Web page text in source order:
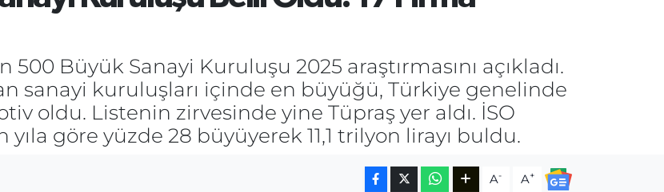
Büyük Sanayi Kuruluşu 2025 araştırmasını açıkladı.
sanayi kuruluşları içinde en büyüğü, Türkiye genelinde
oldu. Listenin zirvesinde yine Tüpraş yer aldı. İSO
göre yüzde 28 büyüyerek 11,1 trilyon lirayı buldu.
A- A+